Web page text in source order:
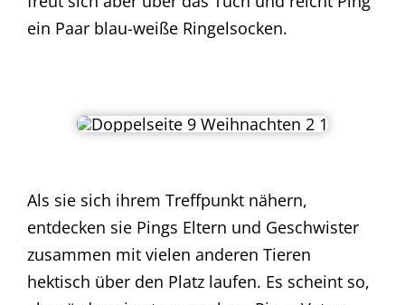
ein Paar blau-weiße Ringelsocken.
Als sie sich ihrem Treffpunkt nähern,
entdecken sie Pings Eltern und Geschwister
zusammen mit vielen anderen Tieren
hektisch über den Platz laufen. Es scheint so,